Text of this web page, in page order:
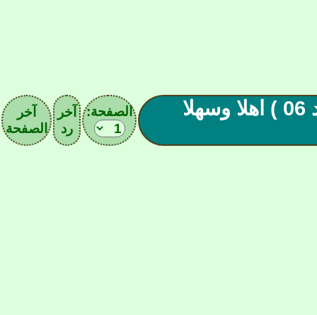
█◄ لـعـبة الأسـامـي ►█ ( الـعدد 06 ) اهلا وسهلا الصفحة:
آخر
رد
آخر
الصفحة